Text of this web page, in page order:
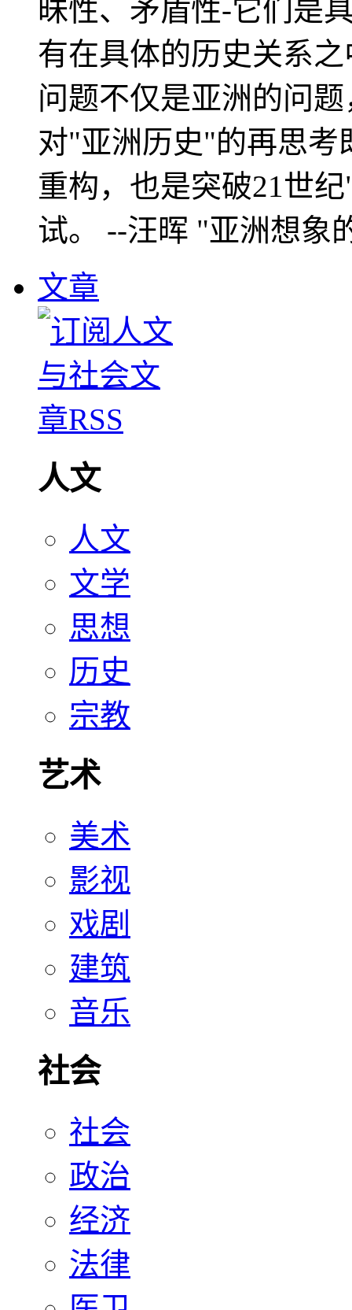
昧性、矛盾性-它们是
有在具体的历史关系
问题不仅是亚洲的问
对"亚洲历史"的再思考
重构，也是突破21世
试。 --汪晖 "亚洲想象
文章
人文
人文
文学
思想
历史
宗教
艺术
美术
影视
戏剧
建筑
音乐
社会
社会
政治
经济
法律